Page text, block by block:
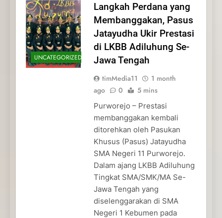
UNCATEGORIZED
Langkah Perdana yang
Membanggakan, Pasus
Jatayudha Ukir Prestasi
di LKBB Adiluhung Se-
Jawa Tengah
timMedia11
1 month
ago
0 5 mins
Purworejo – Prestasi
membanggakan kembali
ditorehkan oleh Pasukan
Khusus (Pasus) Jatayudha
SMA Negeri 11 Purworejo.
Dalam ajang LKBB Adiluhung
Tingkat SMA/SMK/MA Se-
Jawa Tengah yang
diselenggarakan di SMA
Negeri 1 Kebumen pada